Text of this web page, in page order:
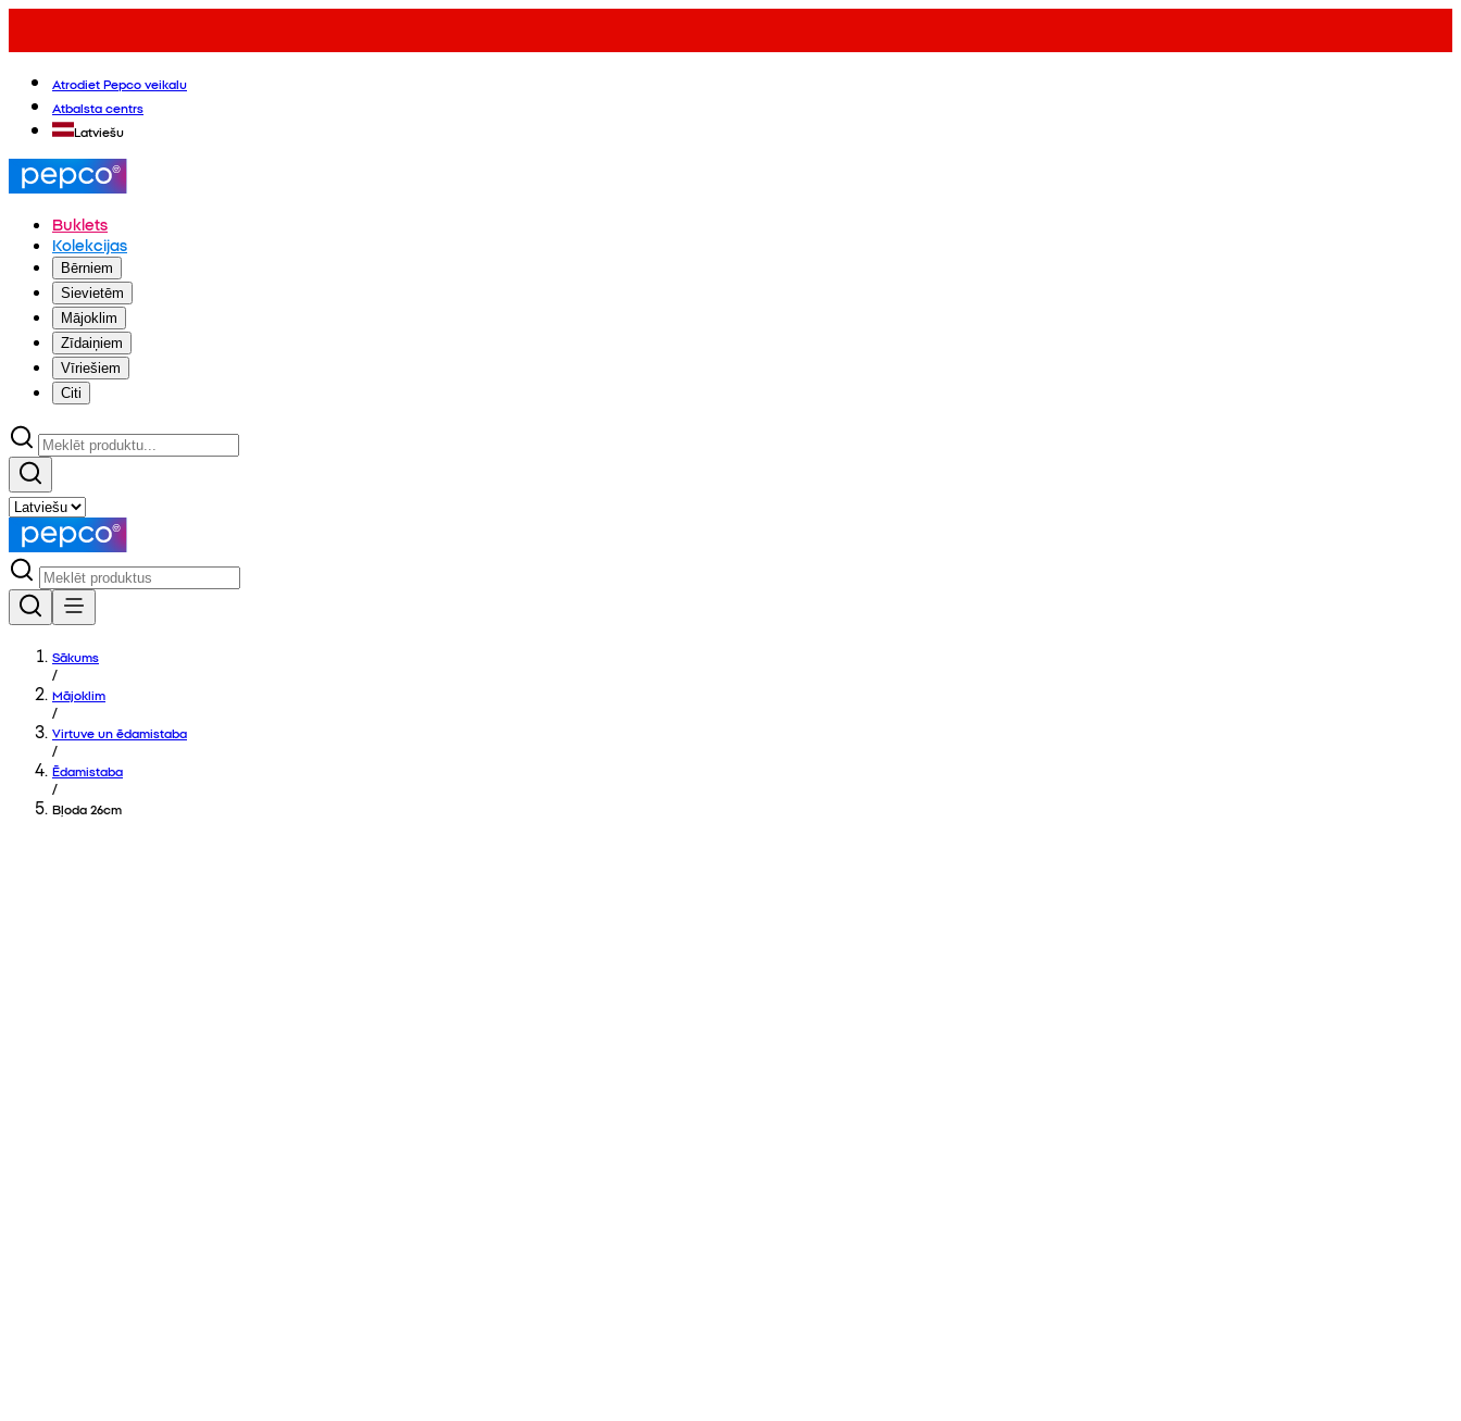
Atrodiet Pepco veikalu
Atbalsta centrs
Latviešu
Buklets
Kolekcijas
Bērniem
Sievietēm
Mājoklim
Zīdaiņiem
Vīriešiem
Citi
Sākums
/
Mājoklim
/
Virtuve un ēdamistaba
/
Ēdamistaba
/
Bļoda 26cm